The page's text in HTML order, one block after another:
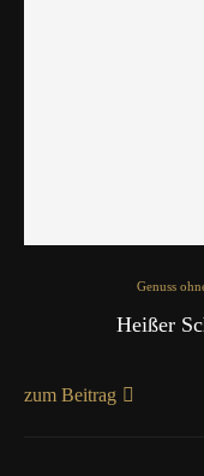
Genuss
Heißer
zum Beitrag